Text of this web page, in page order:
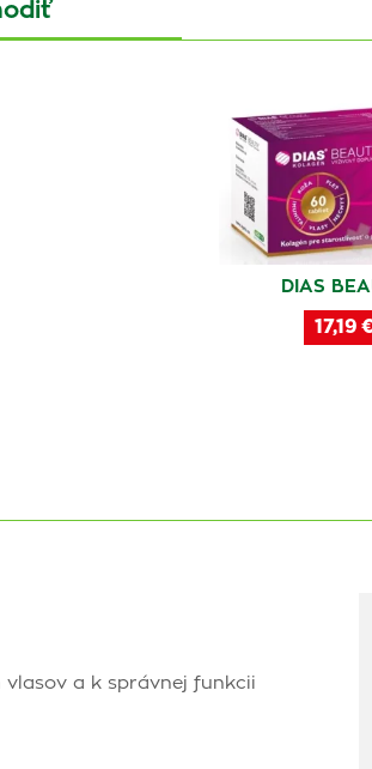
DIAS
17,19
a k správnej funkcii